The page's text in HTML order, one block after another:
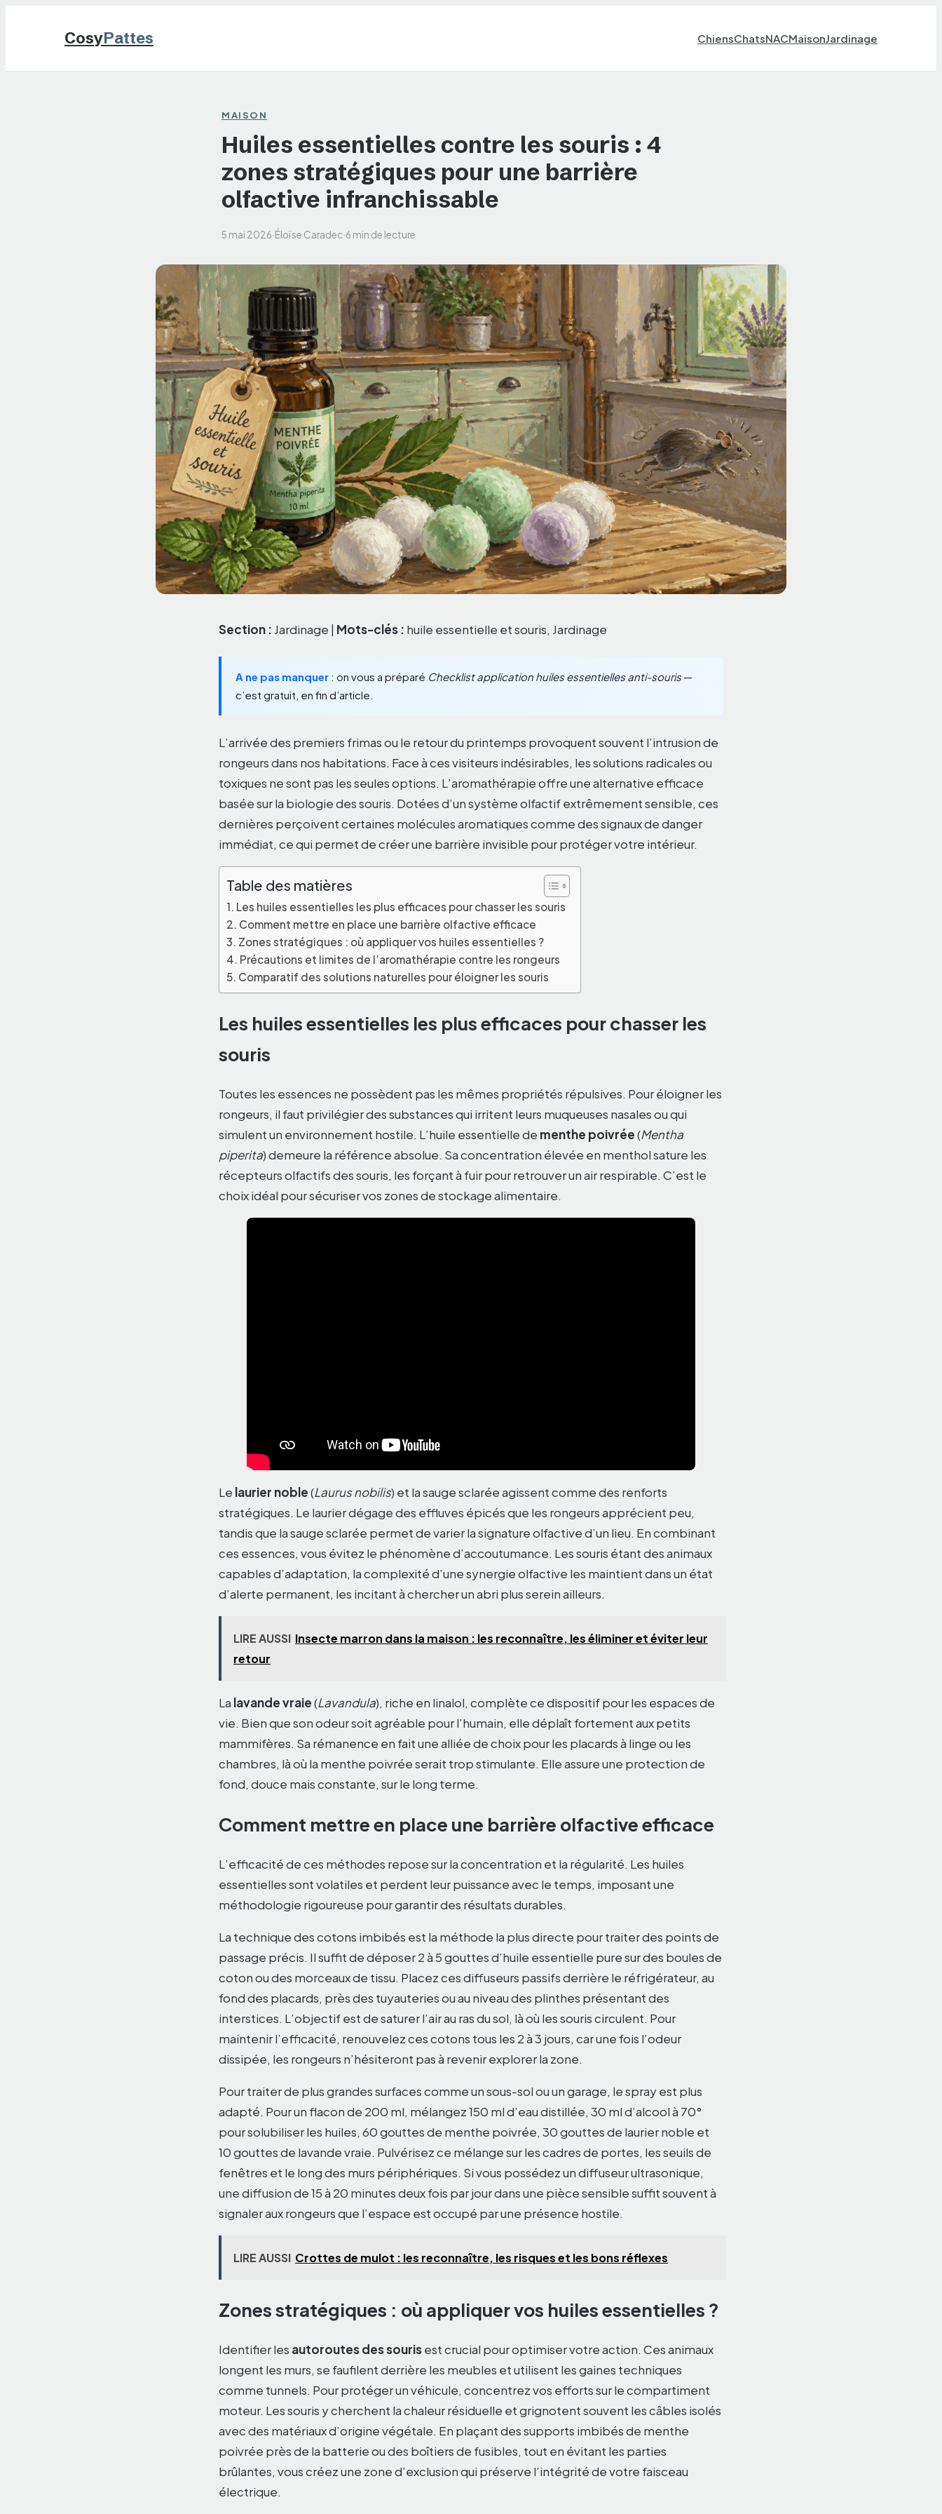
CosyPattes ChiensChatsNACMaisonJardinage
MAISON
Huiles essentielles contre les souris : 4
zones stratégiques pour une barrière
olfactive infranchissable
5 mai 2026·Éloïse Caradec·6 min de lecture
Section : Jardinage | Mots-clés : huile essentielle et souris, Jardinage
A ne pas manquer : on vous a préparé Checklist application huiles essentielles anti-souris—
c’est gratuit, en fin d’article.
L’arrivée des premiers frimas ou le retour du printemps provoquent souvent l’intrusion de
rongeurs dans nos habitations. Face à ces visiteurs indésirables, les solutions radicales ou
toxiques ne sont pas les seules options. L’aromathérapie offre une alternative efficace
basée sur la biologie des souris. Dotées d’un système olfactif extrêmement sensible, ces
dernières perçoivent certaines molécules aromatiques comme des signaux de danger
immédiat, ce qui permet de créer une barrière invisible pour protéger votre intérieur.
Table des matières
Les huiles essentielles les plus efficaces pour chasser les souris
Comment mettre en place une barrière olfactive efficace
Zones stratégiques : où appliquer vos huiles essentielles ?
Précautions et limites de l’aromathérapie contre les rongeurs
Comparatif des solutions naturelles pour éloigner les souris
Les huiles essentielles les plus efficaces pour chasser les
souris
Toutes les essences ne possèdent pas les mêmes propriétés répulsives. Pour éloigner les
rongeurs, il faut privilégier des substances qui irritent leurs muqueuses nasales ou qui
simulent un environnement hostile. L’huile essentielle de menthe poivrée(Mentha
piperita) demeure la référence absolue. Sa concentration élevée en menthol sature les
récepteurs olfactifs des souris, les forçant à fuir pour retrouver un air respirable. C’est le
choix idéal pour sécuriser vos zones de stockage alimentaire.
Le laurier noble(Laurus nobilis) et la sauge sclarée agissent comme des renforts
stratégiques. Le laurier dégage des effluves épicés que les rongeurs apprécient peu,
tandis que la sauge sclarée permet de varier la signature olfactive d’un lieu. En combinant
ces essences, vous évitez le phénomène d’accoutumance. Les souris étant des animaux
capables d’adaptation, la complexité d’une synergie olfactive les maintient dans un état
d’alerte permanent, les incitant à chercher un abri plus serein ailleurs.
LIRE AUSSI Insecte marron dans la maison : les reconnaître, les éliminer et éviter leur
retour
La lavande vraie(Lavandula), riche en linalol, complète ce dispositif pour les espaces de
vie. Bien que son odeur soit agréable pour l’humain, elle déplaît fortement aux petits
mammifères. Sa rémanence en fait une alliée de choix pour les placards à linge ou les
chambres, là où la menthe poivrée serait trop stimulante. Elle assure une protection de
fond, douce mais constante, sur le long terme.
Comment mettre en place une barrière olfactive efficace
L’efficacité de ces méthodes repose sur la concentration et la régularité. Les huiles
essentielles sont volatiles et perdent leur puissance avec le temps, imposant une
méthodologie rigoureuse pour garantir des résultats durables.
La technique des cotons imbibés est la méthode la plus directe pour traiter des points de
passage précis. Il suffit de déposer 2 à 5 gouttes d’huile essentielle pure sur des boules de
coton ou des morceaux de tissu. Placez ces diffuseurs passifs derrière le réfrigérateur, au
fond des placards, près des tuyauteries ou au niveau des plinthes présentant des
interstices. L’objectif est de saturer l’air au ras du sol, là où les souris circulent. Pour
maintenir l’efficacité, renouvelez ces cotons tous les 2 à 3 jours, car une fois l’odeur
dissipée, les rongeurs n’hésiteront pas à revenir explorer la zone.
Pour traiter de plus grandes surfaces comme un sous-sol ou un garage, le spray est plus
adapté. Pour un flacon de 200 ml, mélangez 150 ml d’eau distillée, 30 ml d’alcool à 70°
pour solubiliser les huiles, 60 gouttes de menthe poivrée, 30 gouttes de laurier noble et
10 gouttes de lavande vraie. Pulvérisez ce mélange sur les cadres de portes, les seuils de
fenêtres et le long des murs périphériques. Si vous possédez un diffuseur ultrasonique,
une diffusion de 15 à 20 minutes deux fois par jour dans une pièce sensible suffit souvent à
signaler aux rongeurs que l’espace est occupé par une présence hostile.
LIRE AUSSI Crottes de mulot : les reconnaître, les risques et les bons réflexes
Zones stratégiques : où appliquer vos huiles essentielles ?
Identifier les autoroutes des sourisest crucial pour optimiser votre action. Ces animaux
longent les murs, se faufilent derrière les meubles et utilisent les gaines techniques
comme tunnels. Pour protéger un véhicule, concentrez vos efforts sur le compartiment
moteur. Les souris y cherchent la chaleur résiduelle et grignotent souvent les câbles isolés
avec des matériaux d’origine végétale. En plaçant des supports imbibés de menthe
poivrée près de la batterie ou des boîtiers de fusibles, tout en évitant les parties
brûlantes, vous créez une zone d’exclusion qui préserve l’intégrité de votre faisceau
électrique.